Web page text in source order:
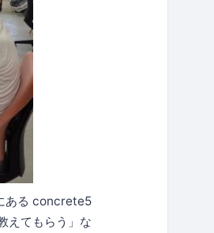
ある concrete5
えてもらう」な